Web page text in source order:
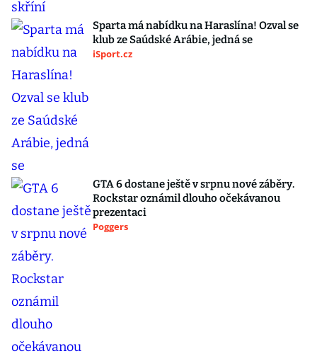
Sparta má nabídku na Haraslína! Ozval se
klub ze Saúdské Arábie, jedná se
iSport.cz
GTA 6 dostane ještě v srpnu nové záběry.
Rockstar oznámil dlouho očekávanou
prezentaci
Poggers